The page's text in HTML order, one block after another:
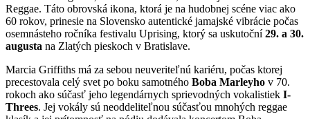
Reggae. Táto obrovská ikona, ktorá je na hudobnej scéne viac ako
60 rokov, prinesie na Slovensko autentické jamajské vibrácie počas
osemnásteho ročníka festivalu Uprising, ktorý sa uskutoční29. a 30.
augusta na Zlatých pieskoch v Bratislave.
Marcia Griffiths má za sebou neuveriteľnú kariéru, počas ktorej
precestovala celý svet po boku samotného Boba Marleyho v 70.
rokoch ako súčasť jeho legendárnych sprievodných vokalistiek I-
Threes. Jej vokály sú neoddeliteľnou súčasťou mnohých reggae